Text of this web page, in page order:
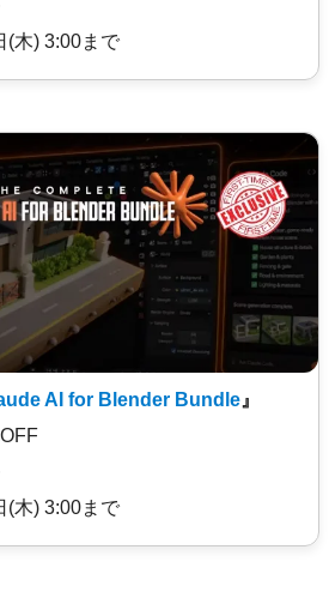
(木) 3:00まで
AI for Blender Bundle 』
(木) 3:00まで